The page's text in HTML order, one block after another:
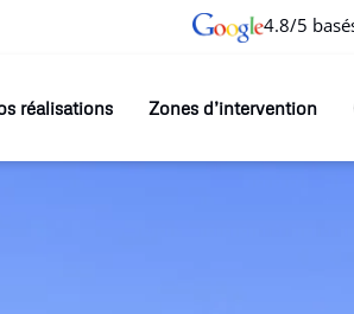
4.8/5
réalisations Zones d’intervention